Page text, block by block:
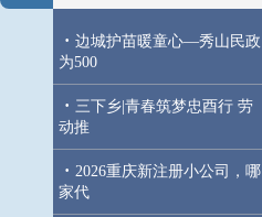
· 边城护苗暖童心—秀山民政
为500
· 三下乡|青春筑梦忠酉行 劳
动推
· 2026重庆新注册小公司，哪
家代